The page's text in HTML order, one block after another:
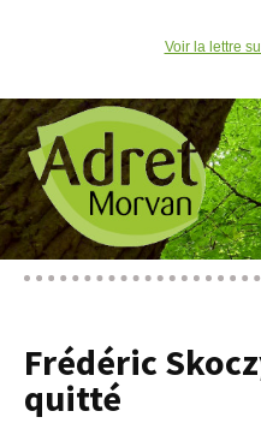
Voir la lettre
Frédéric
quitté